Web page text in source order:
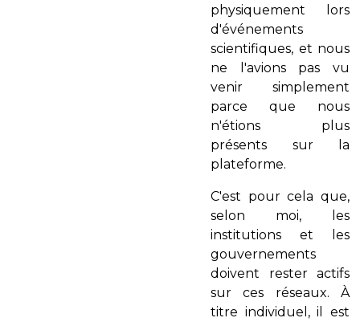
physiquement lors
d'événements
scientifiques, et nous
ne l'avions pas vu
venir simplement
parce que nous
n'étions plus
présents sur la
plateforme.
C'est pour cela que,
selon moi, les
institutions et les
gouvernements
doivent rester actifs
sur ces réseaux. À
titre individuel, il est